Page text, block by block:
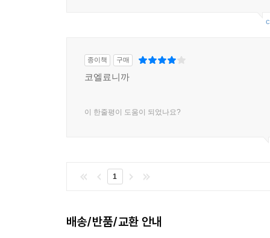
종이책 구매
코엘료니까
이 한줄평이 도움이 되었나요?
1
배송/반품/교환 안내